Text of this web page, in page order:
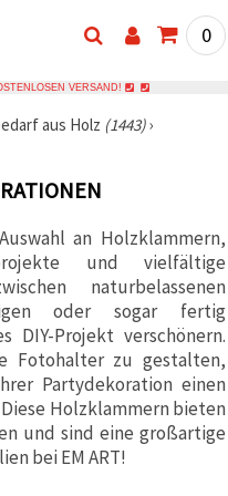
0
VERSAND!
aus Holz (1443)›
an Holzklammern,
und vielfältige
naturbelassenen
oder sogar fertig
Projekt verschönern.
Fotohalter zu gestalten,
Partydekoration einen
Holzklammern bieten
und sind eine großartige
bei EM ART!